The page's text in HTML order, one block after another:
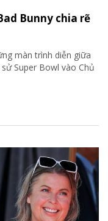
Bunny chia rẽ
màn trình diễn giữa
Super Bowl vào Chủ